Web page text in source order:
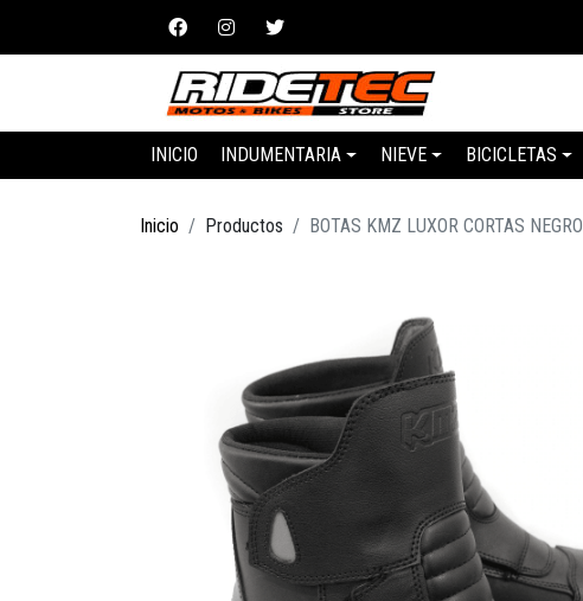
INICIO INDUMENTARIA NIEVE BICICLETAS
Inicio Productos BOTAS KMZ LUXOR CORTAS NEGRO